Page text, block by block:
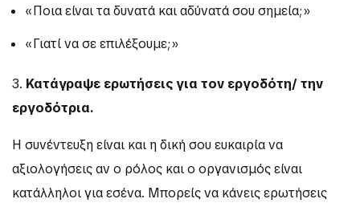
«Ποια είναι τα δυνατά και αδύνατά σου σημεία;»
«Γιατί να σε επιλέξουμε;»
3. Κατάγραψε ερωτήσεις για τον εργοδότη/ την
εργοδότρια.
Η συνέντευξη είναι και η δική σου ευκαιρία να
αξιολογήσεις αν ο ρόλος και ο οργανισμός είναι
κατάλληλοι για εσένα. Μπορείς να κάνεις ερωτήσεις